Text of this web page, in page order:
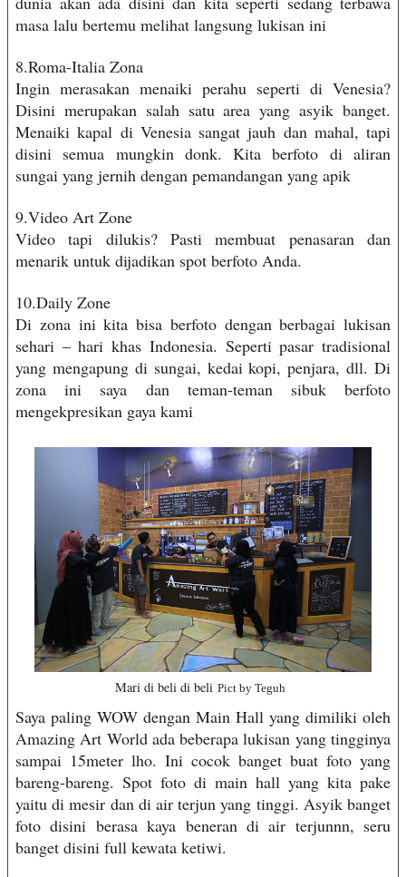
masa lalu bertemu melihat langsung lukisan ini
8.Roma-Italia Zona
Ingin merasakan menaiki perahu seperti di Venesia?
Disini merupakan salah satu area yang asyik banget.
Menaiki kapal di Venesia sangat jauh dan mahal, tapi
disini semua mungkin donk. Kita berfoto di aliran
sungai yang jernih dengan pemandangan yang apik
9.Video Art Zone
Video tapi dilukis? Pasti membuat penasaran dan
menarik untuk dijadikan spot berfoto Anda.
10.Daily Zone
Di zona ini kita bisa berfoto dengan berbagai lukisan
sehari – hari khas Indonesia. Seperti pasar tradisional
yang mengapung di sungai, kedai kopi, penjara, dll. Di
zona ini saya dan teman-teman sibuk berfoto
mengekpresikan gaya kami
Mari di beli di beli Pict by Teguh
Saya paling WOW dengan Main Hall yang dimiliki oleh
Amazing Art World ada beberapa lukisan yang tingginya
sampai 15meter lho. Ini cocok banget buat foto yang
bareng-bareng. Spot foto di main hall yang kita pake
yaitu di mesir dan di air terjun yang tinggi. Asyik banget
foto disini berasa kaya beneran di air terjunnn, seru
banget disini full kewata ketiwi.